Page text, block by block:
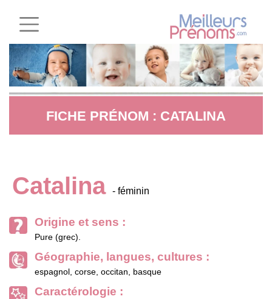
FICHE PRÉNOM : CATALINA
Catalina - féminin
Origine et sens :
Pure (grec).
Géographie, langues, cultures :
espagnol, corse, occitan, basque
Caractérologie :